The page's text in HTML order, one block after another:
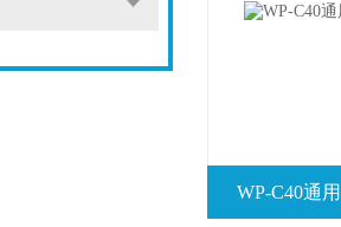
WP-C40通